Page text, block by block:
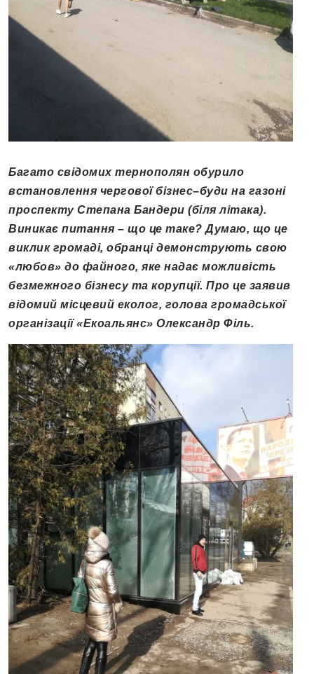
Багато свідомих тернополян обурило
встановлення чергової бізнес–буди на газоні
проспекту Степана Бандери (біля літака).
Виникає питання – що це таке? Думаю, що це
виклик громаді, обранці демонструють свою
«любов» до файного, яке надає можливість
безмежного бізнесу та корупції. Про це заявив
відомий місцевий еколог, голова громадської
організації«Екоальянс» Олександр Філь.